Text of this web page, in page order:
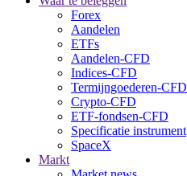
Forex
Aandelen
ETFs
Aandelen-CFD
Indices-CFD
Termijngoederen-CFD
Crypto-CFD
ETF-fondsen-CFD
Specificatie instrument
SpaceX
Markt